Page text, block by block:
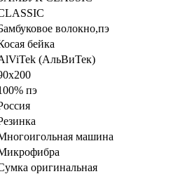
волокно,пэ
бейка
(АльВиТек)
пэ
машина
оригинальная